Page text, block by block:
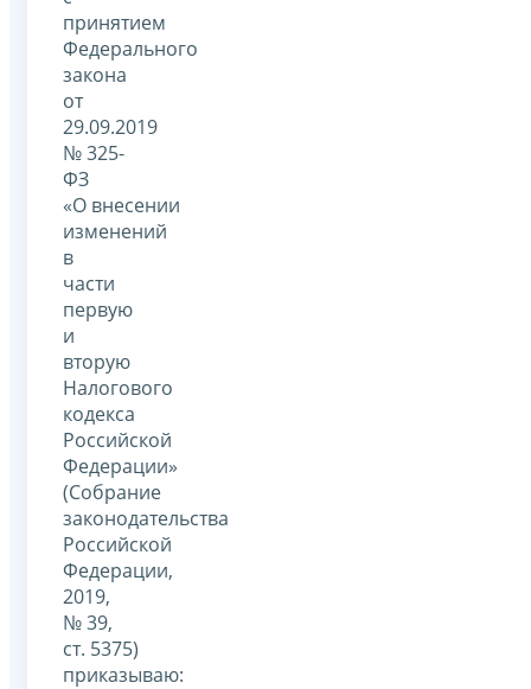
принятием
Федерального
закона
от
29.09.2019
№ 325-
ФЗ
«О внесении
изменений
в
части
первую
и
вторую
Налогового
кодекса
Российской
Федерации»
(Собрание
законодательства
Российской
Федерации,
2019,
№ 39,
ст. 5375)
приказываю: